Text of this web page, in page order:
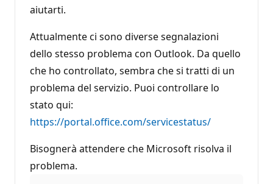
aiutarti.
Attualmente ci sono diverse segnalazioni
dello stesso problema con Outlook. Da quello
che ho controllato, sembra che si tratti di un
problema del servizio. Puoi controllare lo
stato qui:
https://portal.office.com/servicestatus/
Bisognerà attendere che Microsoft risolva il
problema.